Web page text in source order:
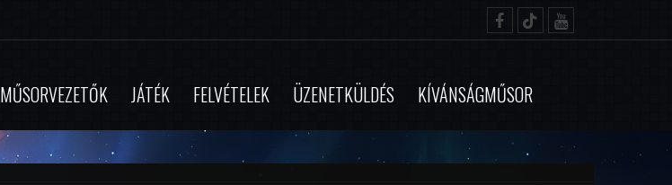
MŰSORVEZETŐK JÁTÉK FELVÉTELEK ÜZENETKÜLDÉS KÍVÁNSÁGMŰSOR